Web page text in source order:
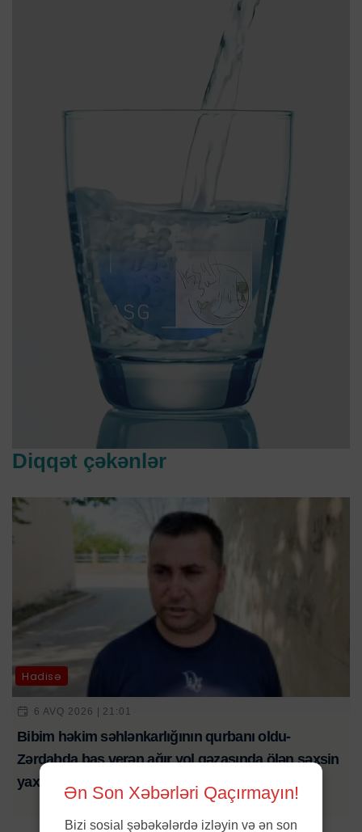
Diqqət çəkənlər
Hadisə
6 AVQ 2026 | 21:01
Bibim həkim səhlənkarlığının qurbanı oldu-
Zərdabda baş verən ağır yol qəzasında ölən şəxsin
yaxını şikayət edib-VİDEO
Ən Son Xəbərləri Qaçırmayın!
Bizi sosial şəbəkələrdə izləyin və ən son